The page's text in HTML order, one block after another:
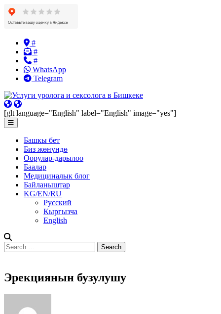
Skip
content
#
#
#
WhatsApp
Telegram
[glt language="English" label="English" image="yes"]
Башкы бет
Биз жөнүндө
Оорулар-дарылоо
Баалар
Медициналык блог
Байланыштар
KG/EN/RU
Русский
Кыргызча
English
Search
for:
Эрекциянын бузулушу